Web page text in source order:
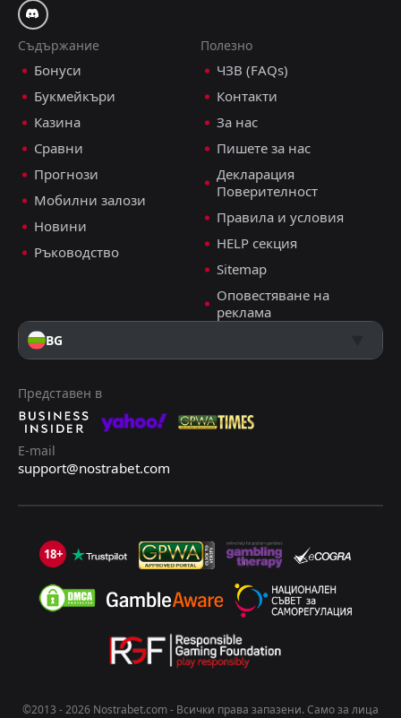
Съдържание
Бонуси
Букмейкъри
Казина
Сравни
Прогнози
Мобилни залози
Новини
Ръководство
Полезно
ЧЗВ (FAQs)
Контакти
За нас
Пишете за нас
Декларация
Поверителност
Правила и условия
HELP секция
Sitemap
Оповестяване на
реклама
BG
Представен в
E-mail
support@nostrabet.com
18+
©2013 - 2026 Nostrabet.com - Всички пpaвa зaпaзeни. Само за лица